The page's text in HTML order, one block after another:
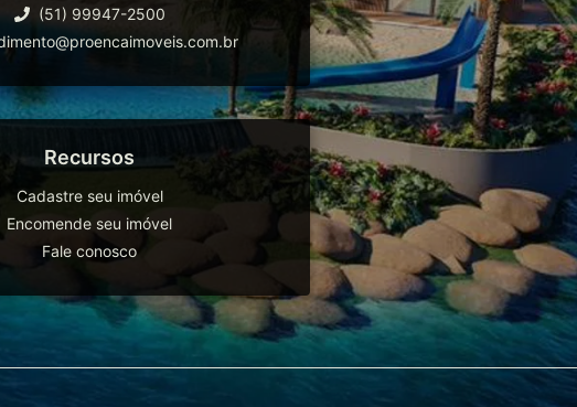
(51) 99947-2500
Recursos
Cadastre seu imóvel
Encomende seu imóvel
Fale conosco